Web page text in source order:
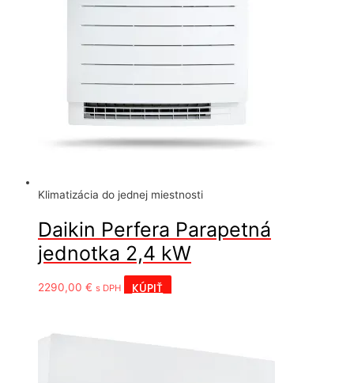
Klimatizácia do jednej miestnosti
Daikin Perfera Parapetná
jednotka 2,4 kW
2290,00 € s DPH KÚPIŤ